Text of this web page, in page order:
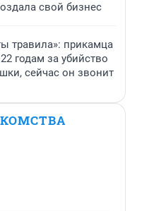
свой бизнес
травила»: прикамца
годам за убийство
сейчас он звонит